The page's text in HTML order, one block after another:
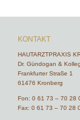
KONTAKT
HAUTARZTPRAXIS
Dr. Gündogan &
Frankfurter Straße 1
61476 Kronberg
Fon: 0 61 73 – 70 28
Fax: 0 61 73 – 70 28